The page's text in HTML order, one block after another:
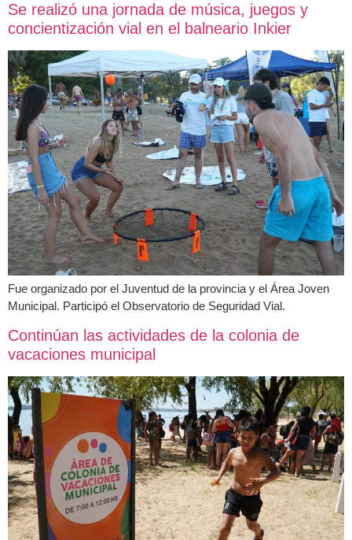
Se realizó una jornada de música, juegos y
concientización vial en el balneario Inkier
Fue organizado por el Juventud de la provincia y el Área Joven
Municipal. Participó el Observatorio de Seguridad Vial.
Continúan las actividades de la colonia de
vacaciones municipal